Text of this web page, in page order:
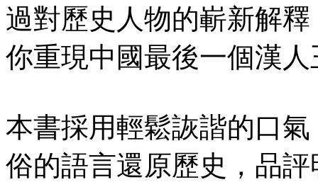
過對歷史人物的嶄新解
你重現中國最後一個漢
本書採用輕鬆詼諧的口
俗的語言還原歷史，品